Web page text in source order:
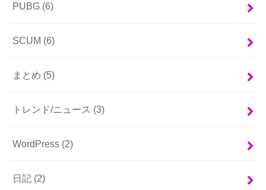
PUBG (6)
SCUM (6)
まとめ (5)
トレンド/ニュース (3)
WordPress (2)
日記 (2)